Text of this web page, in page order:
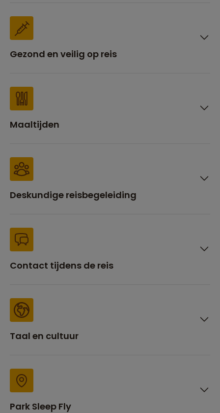
Gezond en veilig op reis
Maaltijden
Deskundige reisbegeleiding
Contact tijdens de reis
Taal en cultuur
Park Sleep Fly